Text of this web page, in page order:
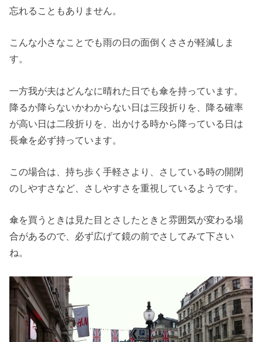
忘れることもありません。
こんな小さなことでも雨の日の面倒くささが軽減しま
す。
一方我が夫はどんなに晴れた日でも傘を持っています。
降るか降らないかわからない日は三段折りを、降る確率
が高い日は二段折りを、出かける時から降っている日は
長傘を必ず持っています。
この場合は、持ち歩く手軽さより、さしている時の開閉
のしやすさなど、さしやすさを重視しているようです。
傘を買うときは見た目とさしたときと雰囲気が変わる場
合があるので、必ず広げて鏡の前でさしてみて下さい
ね。